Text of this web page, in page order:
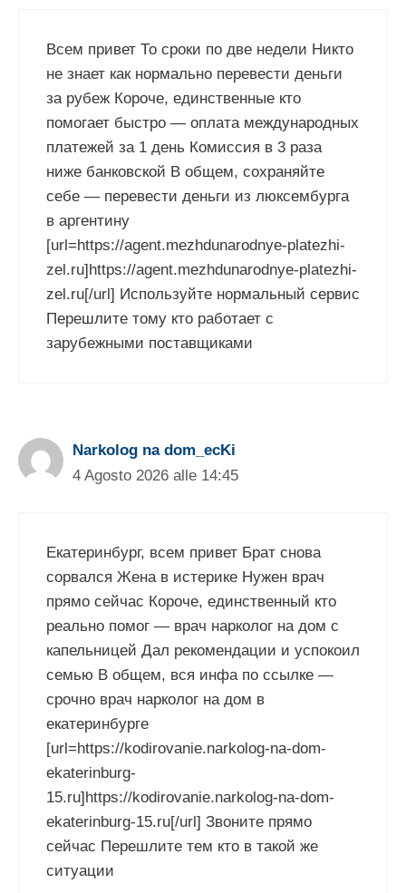
Всем привет То сроки по две недели Никто
не знает как нормально перевести деньги
за рубеж Короче, единственные кто
помогает быстро — оплата международных
платежей за 1 день Комиссия в 3 раза
ниже банковской В общем, сохраняйте
себе — перевести деньги из люксембурга
в аргентину
[url=https://agent.mezhdunarodnye-platezhi-
zel.ru]https://agent.mezhdunarodnye-platezhi-
zel.ru[/url] Используйте нормальный сервис
Перешлите тому кто работает с
зарубежными поставщиками
Narkolog na dom_ecKi
4 Agosto 2026 alle 14:45
Екатеринбург, всем привет Брат снова
сорвался Жена в истерике Нужен врач
прямо сейчас Короче, единственный кто
реально помог — врач нарколог на дом с
капельницей Дал рекомендации и успокоил
семью В общем, вся инфа по ссылке —
срочно врач нарколог на дом в
екатеринбурге
[url=https://kodirovanie.narkolog-na-dom-
ekaterinburg-
15.ru]https://kodirovanie.narkolog-na-dom-
ekaterinburg-15.ru[/url] Звоните прямо
сейчас Перешлите тем кто в такой же
ситуации